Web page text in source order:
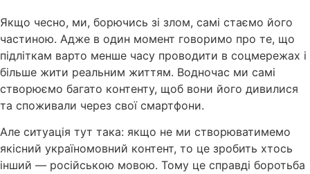
Якщо чесно, ми, борючись зі злом, самі стаємо його
частиною. Адже в один момент говоримо про те, що
підліткам варто менше часу проводити в соцмережах і
більше жити реальним життям. Водночас ми самі
створюємо багато контенту, щоб вони його дивилися
та споживали через свої смартфони.
Але ситуація тут така: якщо не ми створюватимемо
якісний україномовний контент, то це зробить хтось
інший — російською мовою. Тому це справді боротьба